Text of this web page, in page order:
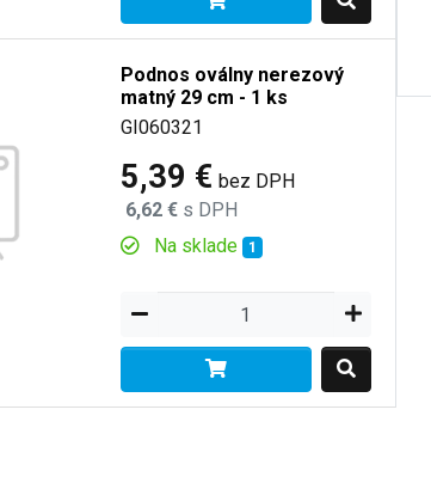
Podnos oválny nerezový
matný 29 cm - 1 ks
GI060321
5,39 € bez DPH
6,62 € s DPH
Na sklade 1